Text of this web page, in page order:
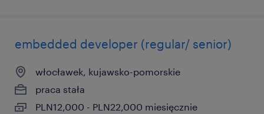
embedded developer (regular/ senior)
włocławek, kujawsko-pomorskie
praca stała
PLN12,000 - PLN22,000 miesięcznie